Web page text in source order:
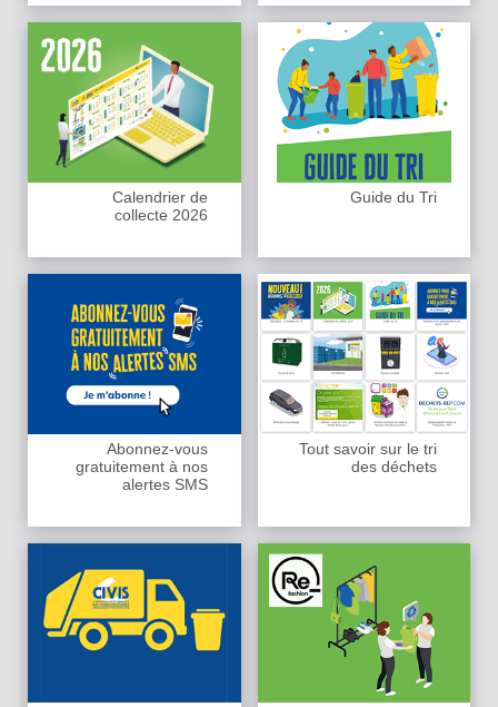
Calendrier de
collecte 2026
Guide du Tri
Abonnez-vous
gratuitement à nos
alertes SMS
Tout savoir sur le tri
des déchets